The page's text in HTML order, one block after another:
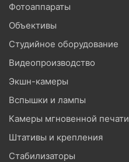
Фотоаппараты
Объективы
Студийное оборудование
Видеопроизводство
Экшн-камеры
Вспышки и лампы
Камеры мгновенной печати
Штативы и крепления
Стабилизаторы